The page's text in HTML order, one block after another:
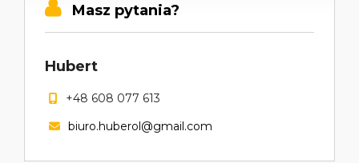
Masz pytania?
Hubert
+48 608 077 613
biuro.huberol@gmail.com